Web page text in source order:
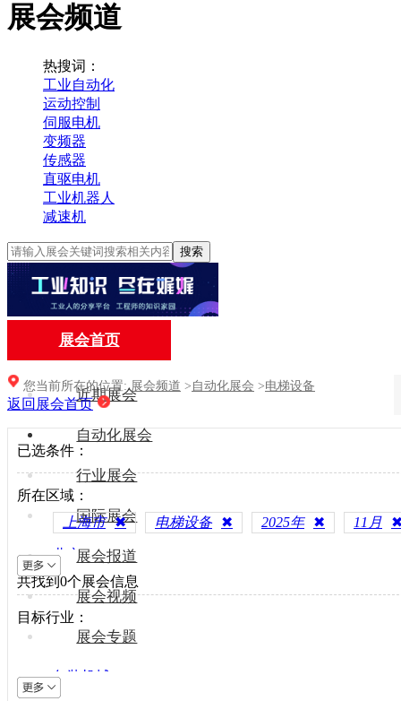
展会频道
热搜词：
工业自动化
运动控制
伺服电机
变频器
传感器
直驱电机
工业机器人
减速机
搜索
展会首页
近期展会
自动化展会
行业展会
国际展会
展会报道
展会视频
展会专题
您当前所在的位置: 展会频道 > 自动化展会 >电梯设备
返回展会首页
已选条件：
上海市 ✖ 电梯设备 ✖ 2025年 ✖ 11月
共找到0个展会信息
所在区域：
北京
上海
天津
重庆
山西
目标行业：
包装机械